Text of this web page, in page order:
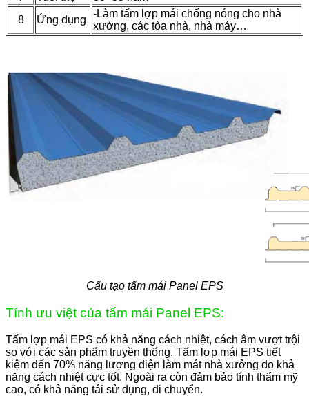
8
Ứng dụng
-Làm tấm lợp mái chống nóng cho nhà
xưởng, các tòa nhà, nhà máy…
Cấu tạo tấm mái Panel EPS
Tính ưu việt của tấm mái Panel EPS:
Tấm lợp mái EPS có khả năng cách nhiệt, cách âm vượt trội
so với các sản phẩm truyền thống. Tấm lợp mái EPS tiết
kiệm đến 70% năng lượng điện làm mát nhà xưởng do khả
năng cách nhiệt cực tốt. Ngoài ra còn đảm bảo tính thẩm mỹ
cao, có khả năng tái sử dụng, di chuyển.